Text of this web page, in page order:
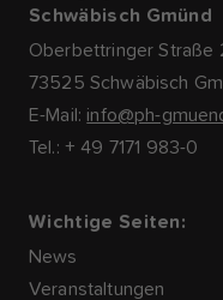
Schwäbisch Gmünd
Oberbettringer Straße
73525 Schwäbisch
E-Mail: info@ph-
Tel.: + 49 7171 983-0
Wichtige Seiten:
News
Veranstaltungen